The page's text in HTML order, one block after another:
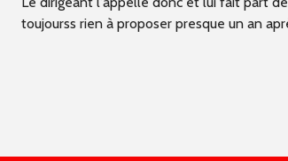
toujourss rien à proposer presque un an